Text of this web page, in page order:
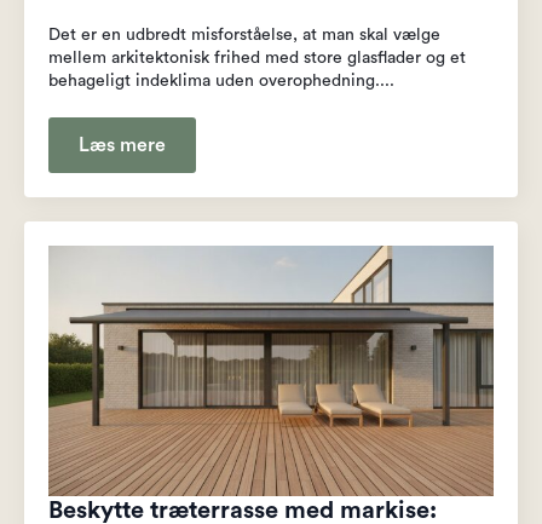
Det er en udbredt misforståelse, at man skal vælge
mellem arkitektonisk frihed med store glasflader og et
behageligt indeklima uden overophedning....
Læs mere
Beskytte træterrasse med markise: